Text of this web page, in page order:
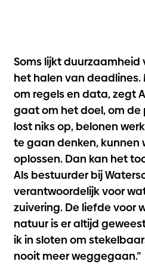
Soms lijkt
het halen van
om regels en data, zegt
gaat om het doel, om de
lost niks op, belonen
te gaan denken, kunnen
oplossen. Dan kan het
Als bestuurder bij
verantwoordelijk voor
zuivering. De liefde voor
natuur is er altijd
ik in sloten om
nooit meer weggegaan.”